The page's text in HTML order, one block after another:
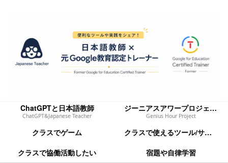
ChatGPTと日本語教師
ChatGPT&Japanese Teacher
ジーニアスアワープロジェクト
Genius Hour Project
クラスでゲーム
クラスで使えるツール/サイト
クラスで協働活動したい
宿題や自律学習